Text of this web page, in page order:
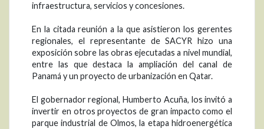
infraestructura, servicios y concesiones.
En la citada reunión a la que asistieron los gerentes
regionales, el representante de SACYR hizo una
exposición sobre las obras ejecutadas a nivel mundial,
entre las que destaca la ampliación del canal de
Panamá y un proyecto de urbanización en Qatar.
El gobernador regional, Humberto Acuña, los invitó a
invertir en otros proyectos de gran impacto como el
parque industrial de Olmos, la etapa hidroenergética